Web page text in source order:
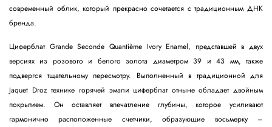
современный облик, который прекрасно сочетается с традиционным ДНК
бренда.
Циферблат Grande Seconde Quantième Ivory Enamel, представшей в двух
версиях из розового и белого золота диаметром 39 и 43 мм, также
подвергся тщательному пересмотру. Выполненный в традиционной для
Jaquet Droz технике горячей эмали циферблат отныне обладает двойным
покрытием. Он оставляет впечатление глубины, которое усиливают
гармонично расположенные счетчики, образующие восьмерку –